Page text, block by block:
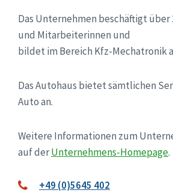
Das Unternehmen beschäftigt
und Mitarbeiterinnen und
bildet im Bereich Kfz-Mechatronik
Das Autohaus bietet sämtlichen
Auto an.
Weitere Informationen zum
auf derUnternehmens-Homepage.
+49 (0)5645 402